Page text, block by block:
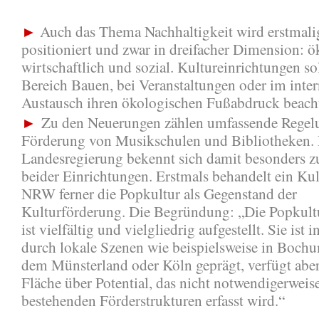
► Auch das Thema Nachhaltigkeit wird
positioniert und zwar in dreifacher Dimension:
wirtschaftlich und sozial. Kultureinrichtungen
Bereich Bauen, bei Veranstaltungen oder im
Austausch ihren ökologischen Fußabdruck
► Zu den Neuerungen zählen umfassende
Förderung von Musikschulen und Bibliotheken.
Landesregierung bekennt sich damit besonders
beider Einrichtungen. Erstmals behandelt ein
NRW ferner die Popkultur als Gegenstand der
Kulturförderung. Die Begründung: „Die
ist vielfältig und vielgliedrig aufgestellt. Sie ist
durch lokale Szenen wie beispielsweise in
dem Münsterland oder Köln geprägt, verfügt
Fläche über Potential, das nicht
bestehenden Förderstrukturen erfasst wird.“